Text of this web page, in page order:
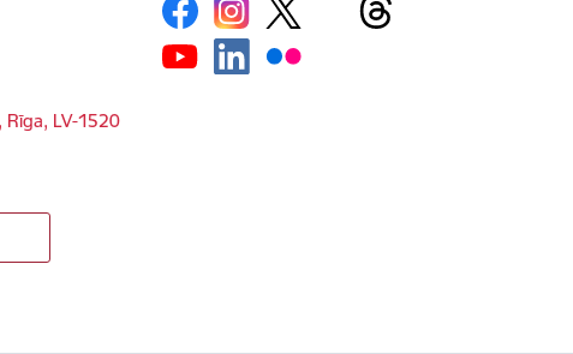
LV-1520